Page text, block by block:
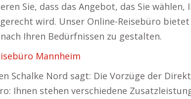
Sie, dass das Angebot, das Sie wählen,
wird. Unser Online-Reisebüro bietet
Ihren Bedürfnissen zu gestalten.
Mannheim
Schalke Nord sagt: Die Vorzüge der
Ihnen stehen verschiedene